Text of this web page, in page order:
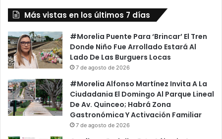
Más vistas en los últimos 7 días
#Morelia Puente Para ‘Brincar’ El Tren
Donde Niño Fue Arrollado Estará Al
Lado De Las Burguers Locas
7 de agosto de 2026
#Morelia Alfonso Martínez Invita A La
Ciudadania El Domingo Al Parque Lineal
De Av. Quinceo; Habrá Zona
Gastronómica Y Activación Familiar
7 de agosto de 2026